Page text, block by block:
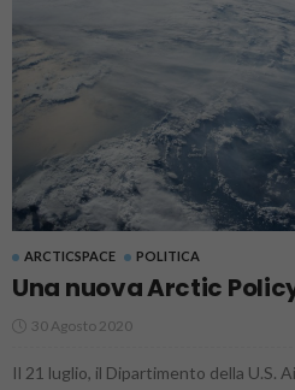
ARCTICSPACE POLITICA
Una nuova Arctic
30 Agosto 2020
Il 21 luglio, il Dipartimento della U.S.